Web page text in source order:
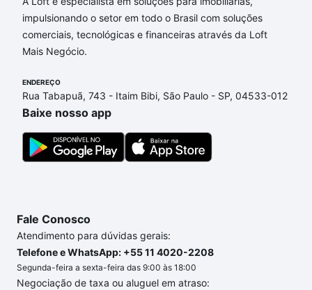
impulsionando o setor em todo o Brasil com soluções
comerciais, tecnológicas e financeiras através da Loft
Mais Negócio.
ENDEREÇO
Rua Tabapuã, 743 - Itaim Bibi, São Paulo - SP, 04533-012
Baixe nosso app
Fale Conosco
Atendimento para dúvidas gerais:
Telefone e WhatsApp: +55 11 4020-2208
Segunda-feira a sexta-feira das 9:00 às 18:00
Negociação de taxa ou aluguel em atraso: